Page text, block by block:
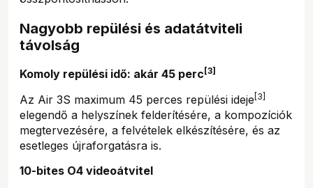
Nagyobb repülési és adatátviteli
távolság
Komoly repülési idő: akár 45 perc [3]
Az Air 3S maximum 45 perces repülési ideje [3]
elegendő a helyszínek felderítésére, a kompozíciók
megtervezésére, a felvételek elkészítésére, és az
esetleges újraforgatásra is.
10-bites O4 videoátvitel